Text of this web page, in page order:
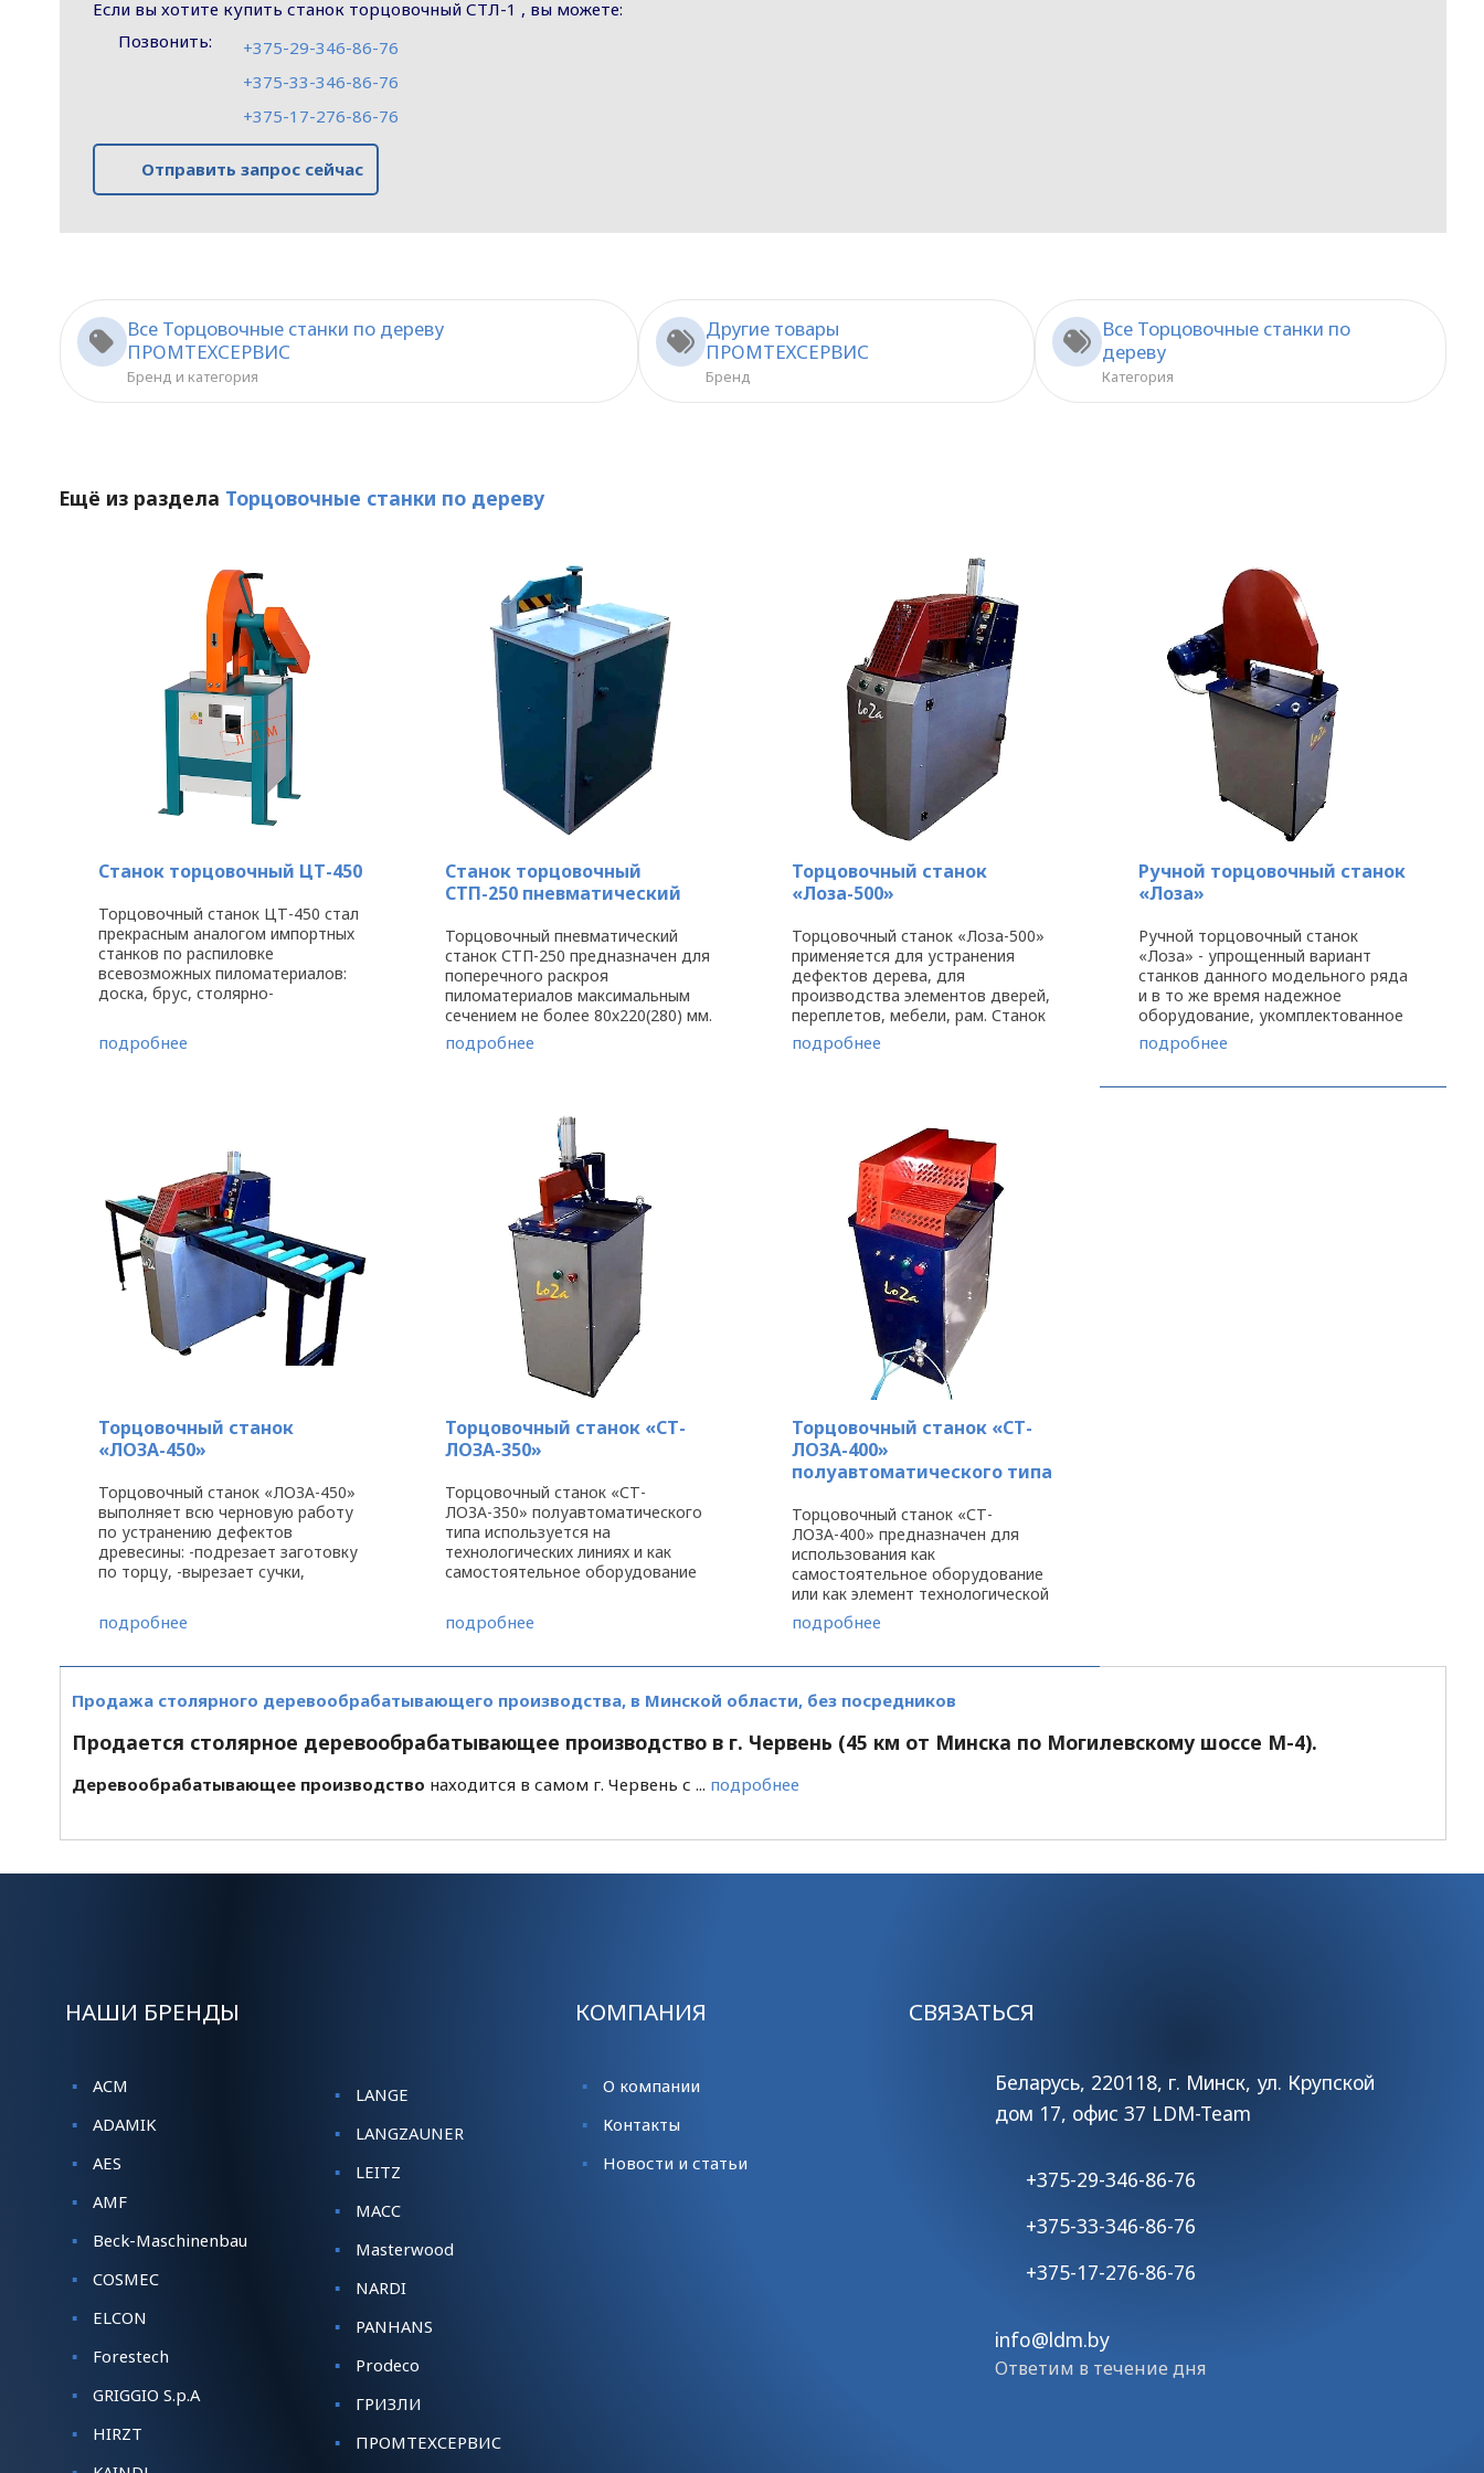
Если вы хотите купить станок торцовочный СТЛ-1 , вы можете:
Позвонить:
+375-29-346-86-76
+375-33-346-86-76
+375-17-276-86-76
Отправить запрос сейчас
Все Торцовочные станки по дереву
ПРОМТЕХСЕРВИС
Бренд и категория
Другие товары
ПРОМТЕХСЕРВИС
Бренд
Все Торцовочные станки по
дереву
Категория
Ещё из раздела Торцовочные станки по дереву
Станок торцовочный ЦТ-450
Торцовочный станок ЦТ-450 стал
прекрасным аналогом импортных
станков по распиловке
всевозможных пиломатериалов:
доска, брус, столярно-
характеризуются различным
сечением. Превосходные
подробнее
Станок торцовочный
СТП-250 пневматический
Торцовочный пневматический
станок СТП-250 предназначен для
поперечного раскроя
пиломатериалов максимальным
сечением не более 80х220(280) мм.
Использование станка одинаково
эффективно как для образования
подробнее
Торцовочный станок
«Лоза-500»
Торцовочный станок «Лоза-500»
применяется для устранения
дефектов дерева, для
производства элементов дверей,
переплетов, мебели, рам. Станок
может использоваться как
самостоятельное автономное
подробнее
Ручной торцовочный станок
«Лоза»
Ручной торцовочный станок
«Лоза» - упрощенный вариант
станков данного модельного ряда
и в то же время надежное
оборудование, укомплектованное
всеми необходимыми
составляющими,
обработку заготовки: -удаление
подробнее
Торцовочный станок
«ЛОЗА-450»
Торцовочный станок «ЛОЗА-450»
выполняет всю черновую работу
по устранению дефектов
древесины: -подрезает заготовку
по торцу, -вырезает сучки,
торцовочный станок «ЛОЗА-450»
установлено
фирмы ...
подробнее
Торцовочный станок «СТ-
ЛОЗА-350»
Торцовочный станок «СТ-
ЛОЗА-350» полуавтоматического
типа используется на
технологических линиях и как
самостоятельное оборудование
дверей, рам, мебели, переплетов и
как оборудование по устранению
подробнее
Торцовочный станок «СТ-
ЛОЗА-400»
полуавтоматического типа
Торцовочный станок «СТ-
ЛОЗА-400» предназначен для
использования как
самостоятельное оборудование
или как элемент технологической
линии на малых, средних и крупных
предприятиях, занимающихся
При помощи торцовочного ...
подробнее
Продажа столярного деревообрабатывающего производства, в Минской области, без посредников
Продается столярное деревообрабатывающее производство в г. Червень (45 км от Минска по Могилевскому шоссе М-4).
Деревообрабатывающее производство находится в самом г. Червень с ... подробнее
НАШИ БРЕНДЫ
ACM
ADAMIK
AES
AMF
Beck-Maschinenbau
COSMEC
ELCON
Forestech
GRIGGIO S.p.A
HIRZT
LANGE
LANGZAUNER
LEITZ
MACC
Masterwood
NARDI
PANHANS
Prodeco
ГРИЗЛИ
ПРОМТЕХСЕРВИС
КОМПАНИЯ
О компании
Контакты
Новости и статьи
СВЯЗАТЬСЯ
Беларусь, 220118, г. Минск, ул. Крупской
дом 17, офис 37 LDM-Team
+375-29-346-86-76
+375-33-346-86-76
+375-17-276-86-76
info@ldm.by
Ответим в течение дня